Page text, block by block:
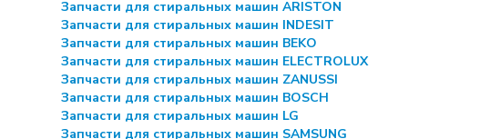
Запчасти для стиральных машин ARISTON
Запчасти для стиральных машин INDESIT
Запчасти для стиральных машин BEKO
Запчасти для стиральных машин ELECTROLUX
Запчасти для стиральных машин ZANUSSI
Запчасти для стиральных машин BOSCH
Запчасти для стиральных машин LG
Запчасти для стиральных машин SAMSUNG